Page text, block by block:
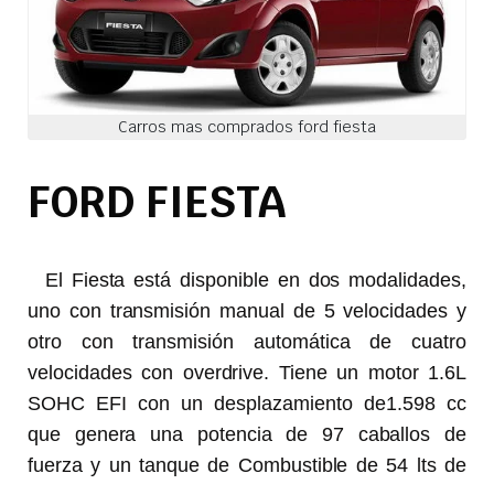
Carros mas comprados ford fiesta
FORD FIESTA
El Fiesta está disponible en dos modalidades,
uno con transmisión manual de 5 velocidades y
otro con transmisión automática de cuatro
velocidades con overdrive. Tiene un motor 1.6L
SOHC EFI con un desplazamiento de1.598 cc
que genera una potencia de 97 caballos de
fuerza y un tanque de Combustible de 54 lts de